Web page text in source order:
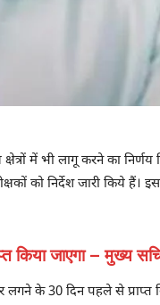
में भी लागू करने का
निर्देश जारी किये हैं।
किया जाएगा – मुख्य
लगने के 30 दिन पहले से